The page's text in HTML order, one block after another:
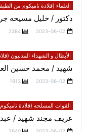
العلماء (قلادة تاميكوم من
دكتور / خليل مسيحه
2023-06-02
2384
الأبطال و الشهداء المدنيون
شهيد / محمد حسين
2023-06-02
1913
القوات المسلحه (قلادة
عريف مجند شهيد / عبد